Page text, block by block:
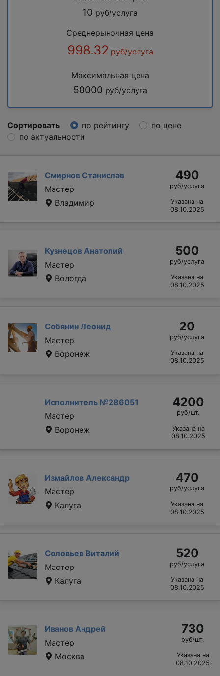
10 руб/услуга
Среднерыночная цена
998.32 руб/услуга
Максимальная цена
50000 руб/услуга
Сортировать по рейтингу
по цене
по актуальности
Смирнов Станислав
Мастер
Владимир
490
руб/услуга
Указана на
08.10.2025
Кузнецов Анатолий
Мастер
Вологда
500
руб/услуга
Указана на
08.10.2025
Собянин Леонид
Мастер
Воронеж
20
руб/услуга
Указана на
08.10.2025
Исполнитель №286051
Мастер
Воронеж
4200
руб/шт.
Указана на
08.10.2025
Измайлов Александр
Мастер
Калуга
470
руб/услуга
Указана на
08.10.2025
Соловьев Виталий
Мастер
Калуга
520
руб/услуга
Указана на
08.10.2025
Иванов Андрей
Мастер
Москва
730
руб/шт.
Указана на
08.10.2025